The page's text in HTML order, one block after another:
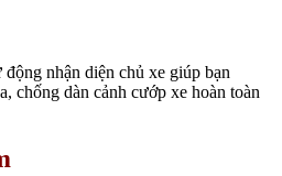
nhận diện chủ xe giúp bạn
chống dàn cảnh cướp xe hoàn toàn